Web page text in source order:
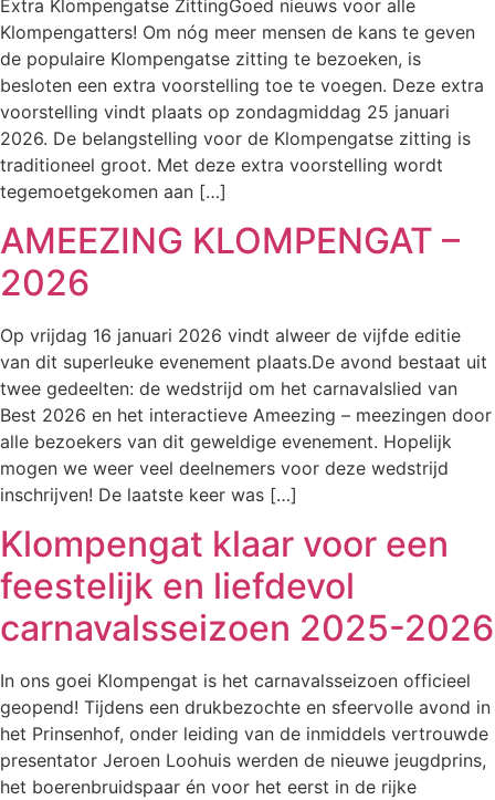
Extra Klompengatse ZittingGoed nieuws voor alle
Klompengatters! Om nóg meer mensen de kans te geven
de populaire Klompengatse zitting te bezoeken, is
besloten een extra voorstelling toe te voegen. Deze extra
voorstelling vindt plaats op zondagmiddag 25 januari
2026. De belangstelling voor de Klompengatse zitting is
traditioneel groot. Met deze extra voorstelling wordt
tegemoetgekomen aan […]
AMEEZING KLOMPENGAT –
2026
Op vrijdag 16 januari 2026 vindt alweer de vijfde editie
van dit superleuke evenement plaats.De avond bestaat uit
twee gedeelten: de wedstrijd om het carnavalslied van
Best 2026 en het interactieve Ameezing – meezingen door
alle bezoekers van dit geweldige evenement. Hopelijk
mogen we weer veel deelnemers voor deze wedstrijd
inschrijven! De laatste keer was […]
Klompengat klaar voor een
feestelijk en liefdevol
carnavalsseizoen 2025-2026
In ons goei Klompengat is het carnavalsseizoen officieel
geopend! Tijdens een drukbezochte en sfeervolle avond in
het Prinsenhof, onder leiding van de inmiddels vertrouwde
presentator Jeroen Loohuis werden de nieuwe jeugdprins,
het boerenbruidspaar én voor het eerst in de rijke